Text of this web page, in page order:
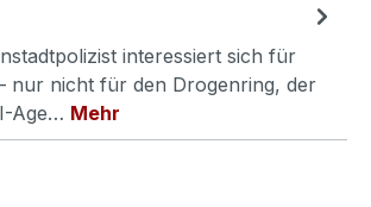
interessiert sich für
nur nicht für den Drogenring, der
Age… Mehr